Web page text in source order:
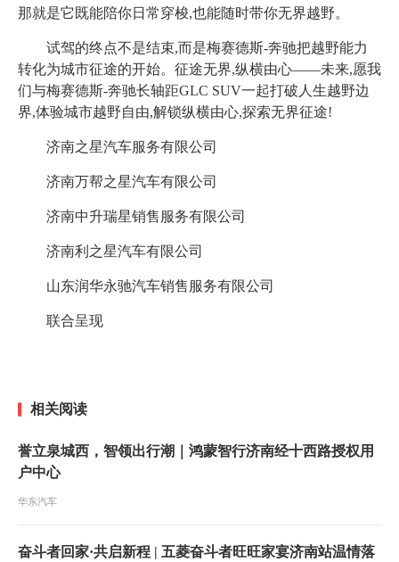
那就是它既能陪你日常穿梭,也能随时带你无界越野。
试驾的终点不是结束,而是梅赛德斯-奔驰把越野能力
转化为城市征途的开始。征途无界,纵横由心——未来,愿我
们与梅赛德斯-奔驰长轴距GLC SUV一起打破人生越野边
界,体验城市越野自由,解锁纵横由心,探索无界征途!
济南之星汽车服务有限公司
济南万帮之星汽车有限公司
济南中升瑞星销售服务有限公司
济南利之星汽车有限公司
山东润华永驰汽车销售服务有限公司
联合呈现
相关阅读
誉立泉城西，智领出行潮｜鸿蒙智行济南经十西路授权用
户中心
华东汽车
奋斗者回家·共启新程 | 五菱奋斗者旺旺家宴济南站温情落